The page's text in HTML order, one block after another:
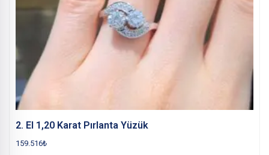
2. El 1,20 Karat Pırlanta Yüzük
159.516₺